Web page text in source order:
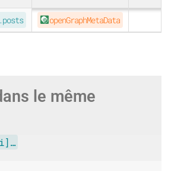
openGraphMetaData
ORIGINAL
le même